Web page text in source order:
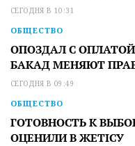
СЕГОДНЯ В 10:31
ОБЩЕСТВО
ОПОЗДАЛ С
БАКАД МЕНЯЮТ
СЕГОДНЯ В 09:49
ОБЩЕСТВО
ГОТОВНОСТЬ К
ОЦЕНИЛИ В ЖЕТІСУ